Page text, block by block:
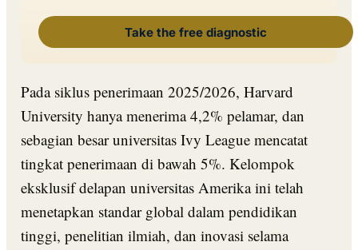
Take the free diagnostic
Pada siklus penerimaan 2025/2026, Harvard
University hanya menerima 4,2% pelamar, dan
sebagian besar universitas Ivy League mencatat
tingkat penerimaan di bawah 5%. Kelompok
eksklusif delapan universitas Amerika ini telah
menetapkan standar global dalam pendidikan
tinggi, penelitian ilmiah, dan inovasi selama